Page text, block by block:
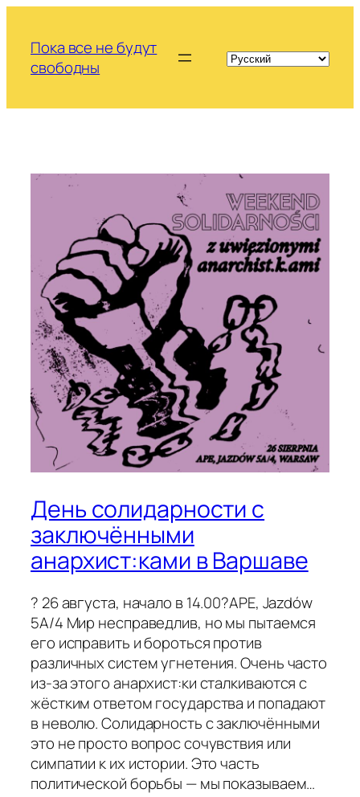
содержимому
Пока все не будут
свободны
День солидарности с
заключёнными
анархист:ками в Варшаве
? 26 августа, начало в 14.00?APE, Jazdów
5A/4 Мир несправедлив, но мы пытаемся
его исправить и бороться против
различных систем угнетения. Очень часто
из-за этого анархист:ки сталкиваются с
жёстким ответом государства и попадают
в неволю. Солидарность с заключёнными
это не просто вопрос сочувствия или
симпатии к их истории. Это часть
политической борьбы — мы показываем…